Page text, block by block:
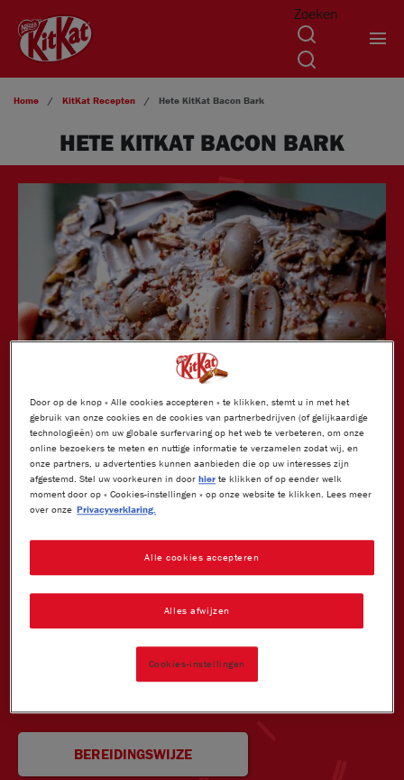
Zoeken
Home KitKat Recepten Hete KitKat Bacon Bark
HETE KITKAT BACON BARK
Details
Het recept is gemaakt door Nick Toet.
BEREIDINGSWIJZE
Door op de knop « Alle cookies accepteren » te klikken, stemt u in met het
gebruik van onze cookies en de cookies van partnerbedrijven (of gelijkaardige
technologieën) om uw globale surfervaring op het web te verbeteren, om onze
online bezoekers te meten en nuttige informatie te verzamelen zodat wij, en
onze partners, u advertenties kunnen aanbieden die op uw interesses zijn
afgestemd. Stel uw voorkeuren in doorhier te klikken of op eender welk
moment door op « Cookies-instellingen » op onze website te klikken. Lees meer
over onze Privacyverklaring.
Alles afwijzen
Alle cookies accepteren
Cookies-instellingen